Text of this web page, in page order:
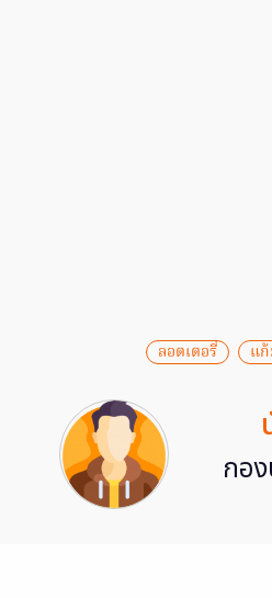
ลอตเตอรี่ แ
กอ